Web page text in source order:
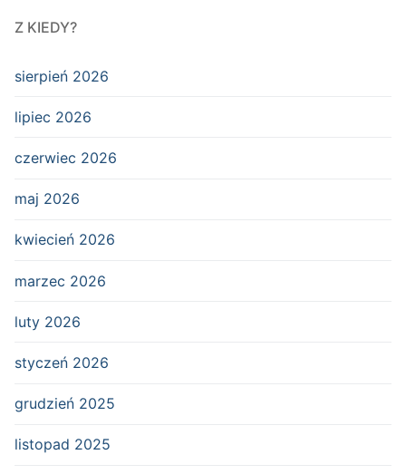
Z KIEDY?
sierpień 2026
lipiec 2026
czerwiec 2026
maj 2026
kwiecień 2026
marzec 2026
luty 2026
styczeń 2026
grudzień 2025
listopad 2025